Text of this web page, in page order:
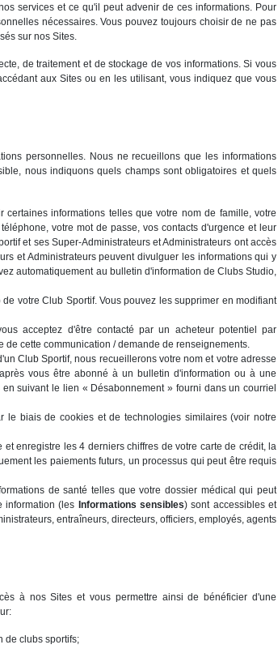
services et ce qu'il peut advenir de ces informations. Pour
nécessaires. Vous pouvez toujours choisir de ne pas
sur nos Sites.
de traitement et de stockage de vos informations. Si vous
aux Sites ou en les utilisant, vous indiquez que vous
personnelles. Nous ne recueillons que les informations
nous indiquons quels champs sont obligatoires et quels
certaines informations telles que votre nom de famille, votre
votre mot de passe, vos contacts d'urgence et leur
et ses Super-Administrateurs et Administrateurs ont accès
et Administrateurs peuvent divulguer les informations qui y
automatiquement au bulletin d'information de Clubs Studio,
votre Club Sportif. Vous pouvez les supprimer en modifiant
acceptez d'être contacté par un acheteur potentiel par
cette communication / demande de renseignements.
Club Sportif, nous recueillerons votre nom et votre adresse
vous être abonné à un bulletin d'information ou à une
suivant le lien « Désabonnement » fourni dans un courriel
le biais de cookies et de technologies similaires (voir notre
enregistre les 4 derniers chiffres de votre carte de crédit, la
les paiements futurs, un processus qui peut être requis
de santé telles que votre dossier médical qui peut
information (les Informations sensibles) sont accessibles et
entraîneurs, directeurs, officiers, employés, agents
à nos Sites et vous permettre ainsi de bénéficier d'une
de clubs sportifs;